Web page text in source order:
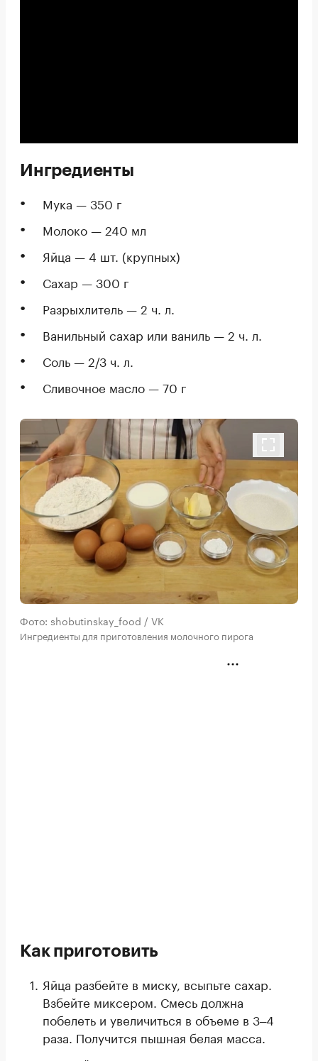
Ингредиенты
Мука — 350 г
Молоко — 240 мл
Яйца — 4 шт. (крупных)
Сахар — 300 г
Разрыхлитель — 2 ч. л.
Ванильный сахар или ваниль — 2 ч. л.
Соль — 2/3 ч. л.
Сливочное масло — 70 г
Фото: shobutinskay_food / VK
Ингредиенты для приготовления молочного пирога
Как приготовить
Яйца разбейте в миску, всыпьте сахар.
Взбейте миксером. Смесь должна
побелеть и увеличиться в объеме в 3‒4
раза. Получится пышная белая масса.